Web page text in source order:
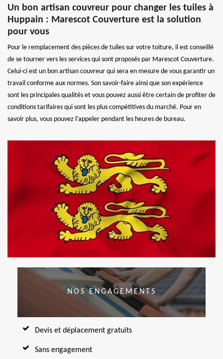
Un bon artisan couvreur pour changer les tuiles à
Huppain : Marescot Couverture est la solution
pour vous
Pour le remplacement des pièces de tuiles sur votre toiture, il est conseillé
de se tourner vers les services qui sont proposés par Marescot Couverture.
Celui-ci est un bon artisan couvreur qui sera en mesure de vous garantir un
travail conforme aux normes. Son savoir-faire ainsi que son expérience
sont les principales qualités et vous pouvez aussi être certain de profiter de
conditions tarifaires qui sont les plus compétitives du marché. Pour en
savoir plus, vous pouvez l’appeler pendant les heures de bureau.
NOS ENGAGEMENTS
Devis et déplacement gratuits
Sans engagement